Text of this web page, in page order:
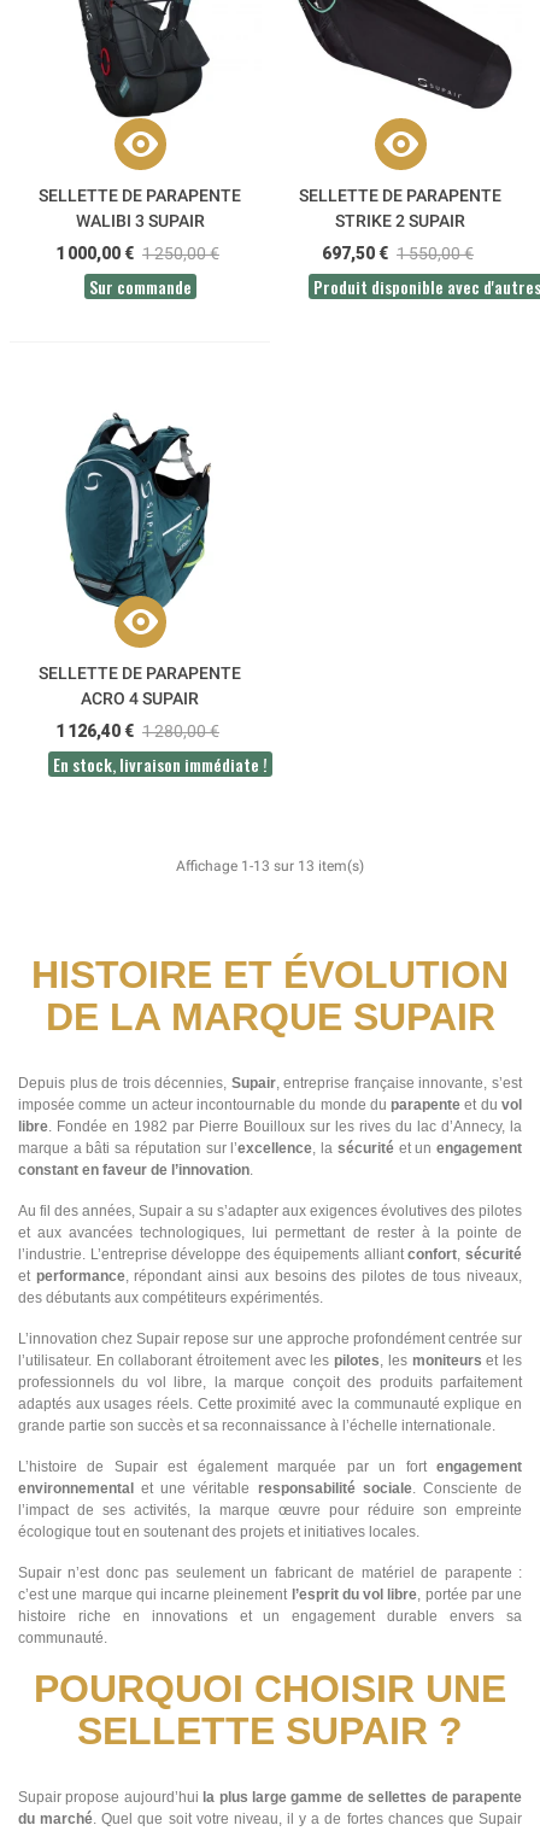
SELLETTE DE PARAPENTE
WALIBI 3 SUPAIR
1 000,00 € 1 250,00 €
Sur commande
SELLETTE DE PARAPENTE
STRIKE 2 SUPAIR
697,50 € 1 550,00 €
Produit disponible avec
SELLETTE DE PARAPENTE
ACRO 4 SUPAIR
1 126,40 € 1 280,00 €
En stock, livraison immédiate !
Affichage 1-13 sur 13 item(s)
HISTOIRE ET ÉVOLUTION
DE LA MARQUE SUPAIR
Depuis plus de trois décennies, Supair, entreprise française innovante, s’est
imposée comme un acteur incontournable du monde duparapente et duvol
libre. Fondée en 1982 par Pierre Bouilloux sur les rives du lac d’Annecy, la
marque a bâti sa réputation sur l’excellence, la sécuritéet unengagement
constant en faveur de l’innovation.
Au fil des années, Supair a su s’adapter aux exigences évolutives des pilotes
et aux avancées technologiques, lui permettant de rester à la pointe de
l’industrie. L’entreprise développe des équipements alliantconfort,sécurité
et performance, répondant ainsi aux besoins des pilotes de tous niveaux,
des débutants aux compétiteurs expérimentés.
L’innovation chez Supair repose sur une approche profondément centrée sur
l’utilisateur. En collaborant étroitement avec lespilotes, les moniteurs et les
professionnels du vol libre, la marque conçoit des produits parfaitement
adaptés aux usages réels. Cette proximité avec la communauté explique en
grande partie son succès et sa reconnaissance à l’échelle internationale.
L’histoire de Supair est également marquée par un fort engagement
environnemental
et une véritable responsabilité sociale. Consciente de
l’impact de ses activités, la marque œuvre pour réduire son empreinte
écologique tout en soutenant des projets et initiatives locales.
Supair n’est donc pas seulement un fabricant de matériel de parapente :
c’est une marque qui incarne pleinement l’esprit du vol libre, portée par une
histoire riche en innovations et un engagement durable envers sa
communauté.
POURQUOI CHOISIR UNE
SELLETTE SUPAIR ?
Supair propose aujourd’hui la plus large gamme de sellettes de parapente
du marché. Quel que soit votre niveau, il y a de fortes chances que Supair